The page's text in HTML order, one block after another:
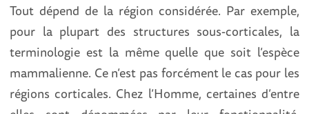
Tout dépend de la région considérée. Par exemple,
pour la plupart des structures sous-corticales, la
terminologie est la même quelle que soit l’espèce
mammalienne. Ce n’est pas forcément le cas pour les
régions corticales. Chez l’Homme, certaines d’entre